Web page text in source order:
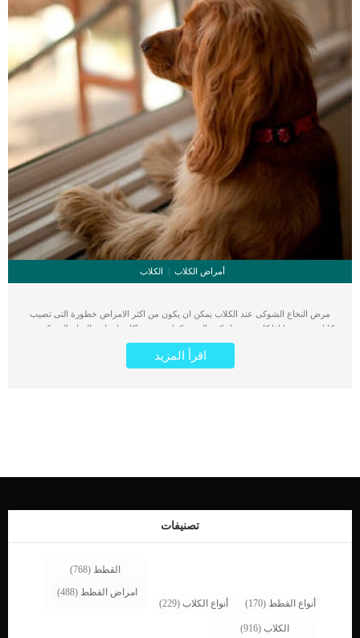
أمراض الكلاب الكلاب
مرض النخاع الشوكى عند الكلاب يمكن ان يكون من اكثر الامراض خطورة التى تصيب
كلبك وخصوصا اذا كان مسن او كبير السن. كما تعتبر مشاكل وامراض النخاع الشوكى من
اكثر الحالات المرضية خطورة التى تثير قلق مالكى الكلاب نظرا لان اعراضها حادة وتؤثر
على حركتهم أو التحكم في وظائفهم الجسدية. تصاب الكلاب التى تعانى من امراض
النخاع الشوكى بصعوبة في المشي ، وفقدان التنسيق أو التوازن ، والشلل الجزئي أو
اقرأ المزيد
تصنيفات
أنواع القطط (170) أنواع الكلاب (229)
القطط (768)
امراض القطط (488)
الكلاب (916)